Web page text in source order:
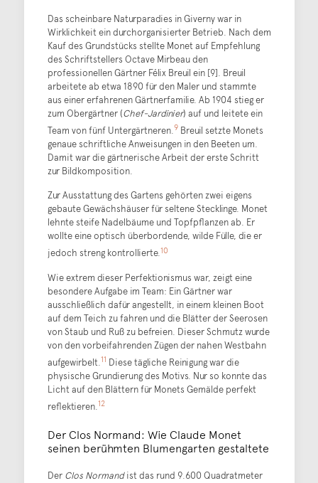
Das scheinbare Naturparadies in Giverny war in
Wirklichkeit ein durchorganisierter Betrieb. Nach dem
Kauf des Grundstücks stellte Monet auf Empfehlung
des Schriftstellers Octave Mirbeau den
professionellen Gärtner Félix Breuil ein [9]. Breuil
arbeitete ab etwa 1890 für den Maler und stammte
aus einer erfahrenen Gärtnerfamilie. Ab 1904 stieg er
zum Obergärtner (Chef-Jardinier) auf und leitete ein
Team von fünf Untergärtneren.9Breuil setzte Monets
genaue schriftliche Anweisungen in den Beeten um.
Damit war die gärtnerische Arbeit der erste Schritt
zur Bildkomposition.
Zur Ausstattung des Gartens gehörten zwei eigens
gebaute Gewächshäuser für seltene Stecklinge. Monet
lehnte steife Nadelbäume und Topfpflanzen ab. Er
wollte eine optisch überbordende, wilde Fülle, die er
jedoch streng kontrollierte.10
Wie extrem dieser Perfektionismus war, zeigt eine
besondere Aufgabe im Team: Ein Gärtner war
ausschließlich dafür angestellt, in einem kleinen Boot
auf dem Teich zu fahren und die Blätter der Seerosen
von Staub und Ruß zu befreien. Dieser Schmutz wurde
von den vorbeifahrenden Zügen der nahen Westbahn
aufgewirbelt.11 Diese tägliche Reinigung war die
physische Grundierung des Motivs. Nur so konnte das
Licht auf den Blättern für Monets Gemälde perfekt
reflektieren.12
Der Clos Normand: Wie Claude Monet
seinen berühmten Blumengarten gestaltete
Der Clos Normandist das rund 9.600 Quadratmeter